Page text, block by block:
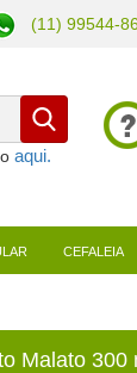
(11) 99544-
CEFALEIA
Malato 300